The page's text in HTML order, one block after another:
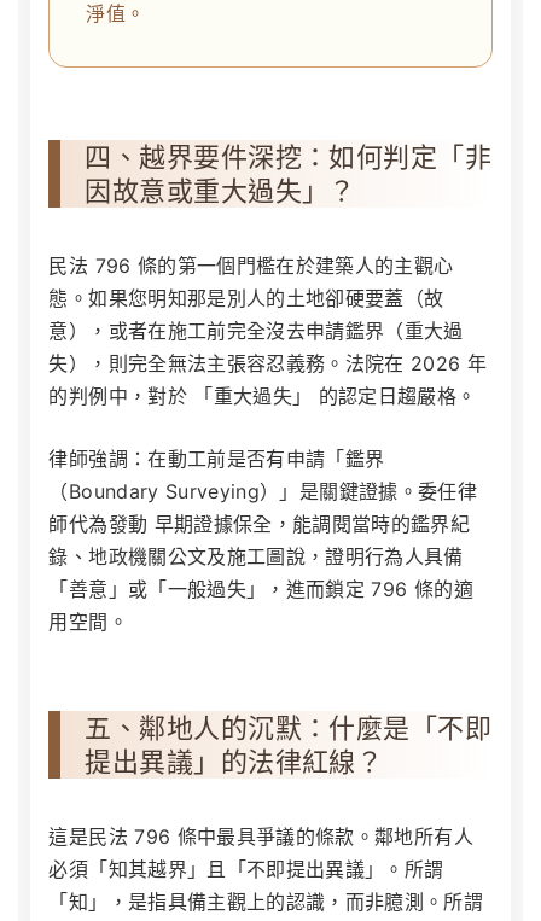
淨值。
四、越界要件深挖：如何判定「非
因故意或重大過失」？
民法 796 條的第一個門檻在於建築人的主觀心
態。如果您明知那是別人的土地卻硬要蓋（故
意），或者在施工前完全沒去申請鑑界（重大過
失），則完全無法主張容忍義務。法院在 2026 年
的判例中，對於 「重大過失」 的認定日趨嚴格。
律師強調：在動工前是否有申請「鑑界
（Boundary Surveying）」是關鍵證據。委任律
師代為發動 早期證據保全 ，能調閱當時的鑑界紀
錄、地政機關公文及施工圖說，證明行為人具備
「善意」或「一般過失」，進而鎖定 796 條的適
用空間。
五、鄰地人的沉默：什麼是「不即
提出異議」的法律紅線？
這是民法 796 條中最具爭議的條款。鄰地所有人
必須「知其越界」且「不即提出異議」。所謂
「知」，是指具備主觀上的認識，而非臆測。所謂